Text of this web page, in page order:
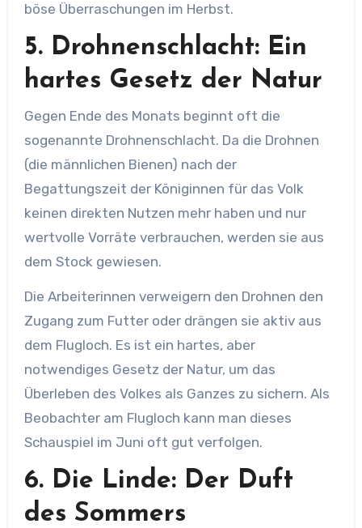
böse Überraschungen im Herbst.
5. Drohnenschlacht: Ein
hartes Gesetz der Natur
Gegen Ende des Monats beginnt oft die
sogenannte Drohnenschlacht. Da die Drohnen
(die männlichen Bienen) nach der
Begattungszeit der Königinnen für das Volk
keinen direkten Nutzen mehr haben und nur
wertvolle Vorräte verbrauchen, werden sie aus
dem Stock gewiesen.
Die Arbeiterinnen verweigern den Drohnen den
Zugang zum Futter oder drängen sie aktiv aus
dem Flugloch. Es ist ein hartes, aber
notwendiges Gesetz der Natur, um das
Überleben des Volkes als Ganzes zu sichern. Als
Beobachter am Flugloch kann man dieses
Schauspiel im Juni oft gut verfolgen.
6. Die Linde: Der Duft
des Sommers